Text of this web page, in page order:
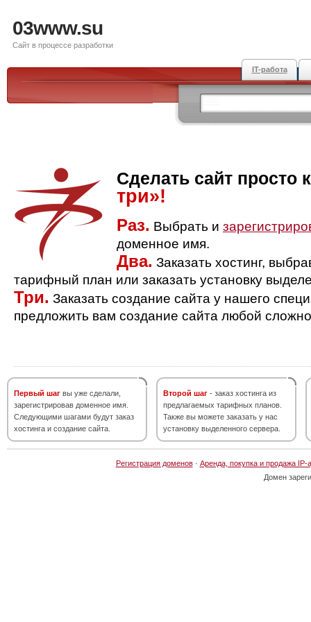
03www.su
Сайт в процессе разработки
IT-работа
Сделать сайт просто
три»!
Раз. Выбрать и
доменное имя.
Два. Заказать хостинг,
тарифный план или заказать установку
Три. Заказать создание сайта у нашего
предложить вам создание сайта любой
Первый шаг вы уже сделали,
зарегистрировав доменное имя.
Следующими шагами будут заказ
хостинга и создание сайта.
Второй шаг - заказ хостинга из
предлагаемых тарифных планов.
Также вы можете заказать у нас
установку выделенного сервера.
Регистрация доменов· Аренда, покупка и продажа IP-
Домен